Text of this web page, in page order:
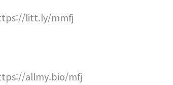
litt.ly/mmfj
allmy.bio/mfj